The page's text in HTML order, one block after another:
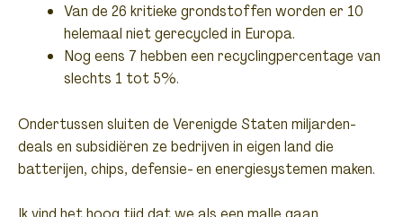
Van de 26 kritieke grondstoffen worden er 10
helemaal niet gerecycled in Europa.
Nog eens 7 hebben een recyclingpercentage van
slechts 1 tot 5%.
Ondertussen sluiten de Verenigde Staten miljarden-
deals en subsidiëren ze bedrijven in eigen land die
batterijen, chips, defensie- en energiesystemen maken.